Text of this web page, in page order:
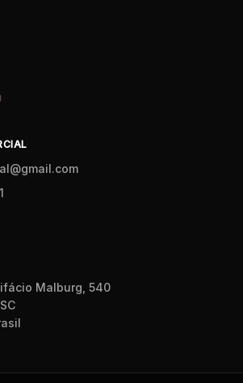
Malburg, 540